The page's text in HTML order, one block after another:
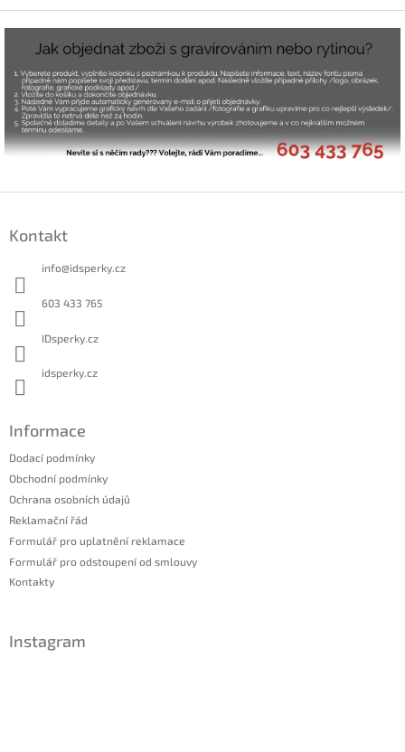
Kontakt
info@idsperky.cz
603 433 765
IDsperky.cz
idsperky.cz
Informace
Dodací podmínky
Obchodní podmínky
Ochrana osobních údajů
Reklamační řád
Formulář pro uplatnění reklamace
Formulář pro odstoupení od smlouvy
Kontakty
Instagram